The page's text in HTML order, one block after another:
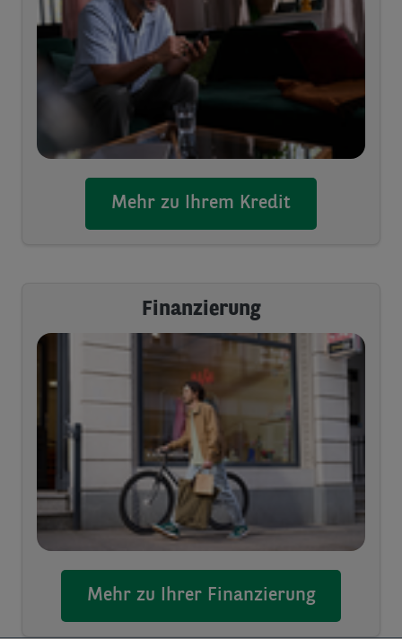
Mehr zu Ihrem Kredit
Finanzierung
Mehr zu Ihrer Finanzierung